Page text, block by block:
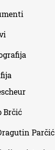
Brčić
Parčić